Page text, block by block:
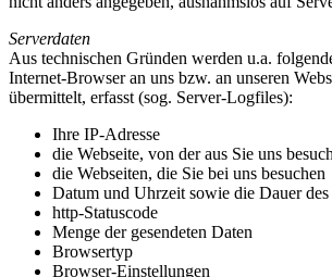
Serverdaten
Aus technischen Gründen werden u.a.
Internet-Browser an uns bzw. an unseren
übermittelt, erfasst (sog. Server-Logfiles):
Ihre IP-Adresse
die Webseite, von der aus Sie uns
die Webseiten, die Sie bei uns besuchen
Datum und Uhrzeit sowie die Dauer des
http-Statuscode
Menge der gesendeten Daten
Browsertyp
Browser-Einstellungen